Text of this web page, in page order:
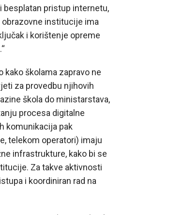
besplatan pristup internetu,
obrazovne institucije ima
i korištenje opreme
kako školama zapravo ne
za provedbu njihovih
škola do ministarstava,
procesa digitalne
komunikacija pak
telekom operatori) imaju
infrastrukture, kako bi se
Za takve aktivnosti
i koordiniran rad na